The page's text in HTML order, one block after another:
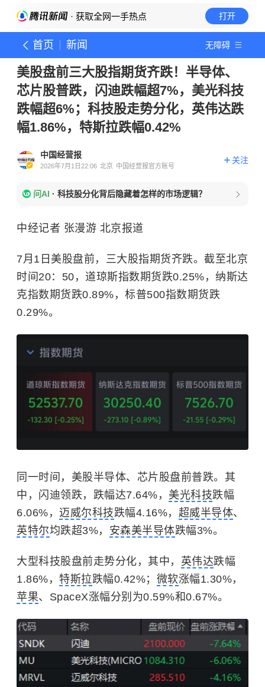
· 获取全网一手热点 打开
首页 新闻 无障碍
美股盘前三大股指期货齐跌！半导体、
芯片股普跌，闪迪跌幅超7%，美光科技
跌幅超6%；科技股走势分化，英伟达跌
幅1.86%，特斯拉跌幅0.42%
中国经营报
2026年7月1日22:06 北京 中国经营报官方账号
关注
问AI · 科技股分化背后隐藏着怎样的市场逻辑？
中经记者 张漫游 北京报道
7月1日美股盘前，三大股指期货齐跌。截至北京
时间20：50，道琼斯指数期货跌0.25%，纳斯达
克指数期货跌0.89%，标普500指数期货跌
0.29%。
同一时间，美股半导体、芯片股盘前普跌。其
中，闪迪领跌，跌幅达7.64%， 美光科技跌幅
6.06%， 迈威尔科技跌幅4.16%， 超威半导体、
英特尔均跌超3%， 安森美半导体跌幅3%。
大型科技股盘前走势分化，其中， 英伟达跌幅
1.86%， 特斯拉跌幅0.42%； 微软涨幅1.30%，
苹果、SpaceX涨幅分别为0.59%和0.67%。